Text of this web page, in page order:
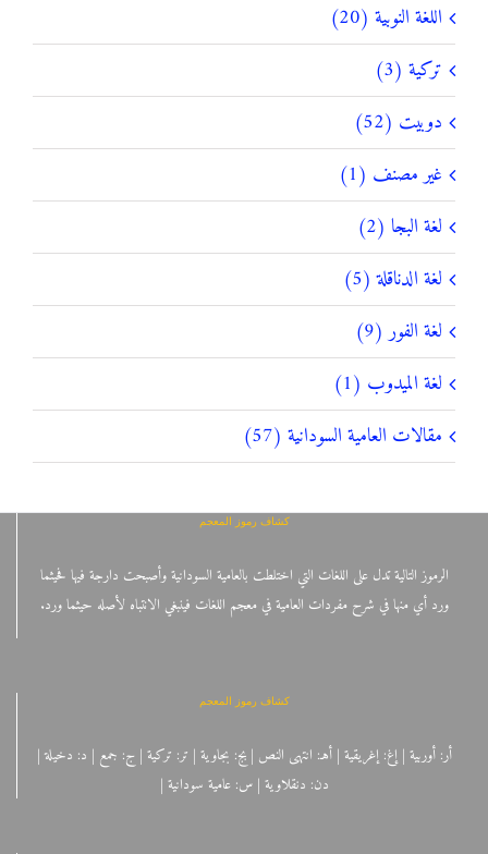
اللغة النوبية (20)
تركية (3)
دوبيت (52)
غير مصنف (1)
لغة البجا (2)
لغة الدناقلة (5)
لغة الفور (9)
لغة الميدوب (1)
مقالات العامية السودانية (57)
كشاف رموز المعجم
الرموز التالية تدل على اللغات التي اختلطت بالعامية السودانية وأصبحت دارجة فيها فحيثما
ورد أي منها في شرح مفردات العامية في معجم اللغات فينبغي الانتباه لأصله حيثما ورد.
كشاف رموز المعجم
أر: أوربية | إغ: إغريقية | أهـ: انتهى النص | بج: بجاوية | تر: تركية | ج: جمع | د: دخيلة |
دن: دنقلاوية | س: عامية سودانية |